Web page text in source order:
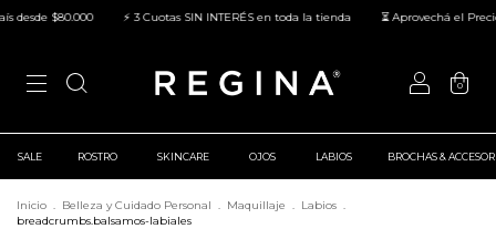
$80.000 ⚡ 3 Cuotas SIN INTERÉS en toda la tienda ⏳ Aprovechá el
0
SALE ROSTRO SKINCARE OJOS LABIOS BROCHAS &
Inicio . Belleza y Cuidado Personal . Maquillaje . Labios .
breadcrumbs.balsamos-labiales